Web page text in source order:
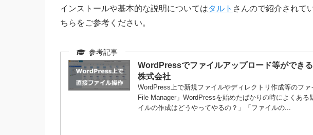
インストールや基本的な説明についてはタルト さんので紹介されて
ちらをご参考ください。
WordPressでファイルアップロード等ができ
株式会社
WordPress上で新規ファイルやディレクトリ作成等のフ
File Manager」WordPressを始めたばかりの時によくあ
イルの作成はどうやってやるの？」「ファイルの...